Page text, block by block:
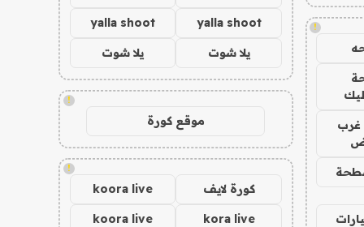
!
yalla shoot
yalla shoot
يلا شوت يلا شوت
!
موقع كورة
!
كورة لايف koora live
kora live
koora live